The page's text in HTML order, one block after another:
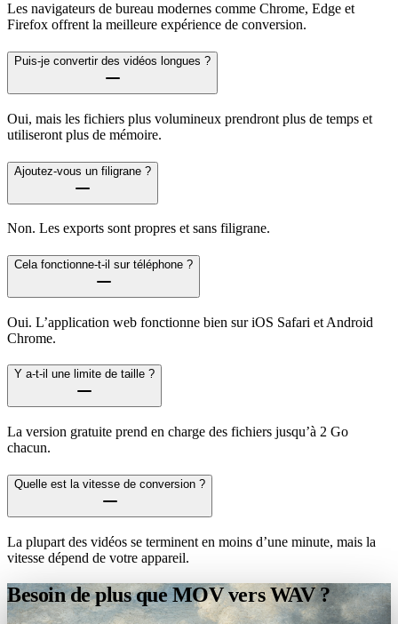
Les navigateurs de bureau modernes comme Chrome, Edge et
Firefox offrent la meilleure expérience de conversion.
Puis-je convertir des vidéos longues ?
Oui, mais les fichiers plus volumineux prendront plus de temps et
utiliseront plus de mémoire.
Ajoutez-vous un filigrane ?
Non. Les exports sont propres et sans filigrane.
Cela fonctionne-t-il sur téléphone ?
Oui. L’application web fonctionne bien sur iOS Safari et Android
Chrome.
Y a-t-il une limite de taille ?
La version gratuite prend en charge des fichiers jusqu’à 2 Go
chacun.
Quelle est la vitesse de conversion ?
La plupart des vidéos se terminent en moins d’une minute, mais la
vitesse dépend de votre appareil.
Besoin de plus que MOV vers WAV ?